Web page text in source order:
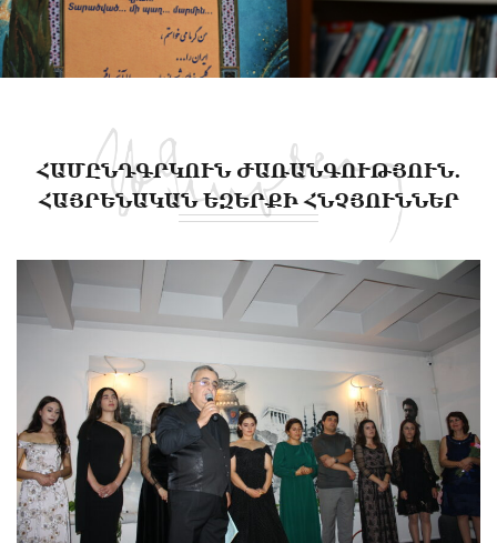
ՀԱՄԸՆԴԳՐԿՈՒՆ ԺԱՌԱՆԳՈՒԹՅՈՒՆ․
ՀԱՅՐԵՆԱԿԱՆ ԵԶԵՐՔԻ ՀՆՉՅՈՒՆՆԵՐ